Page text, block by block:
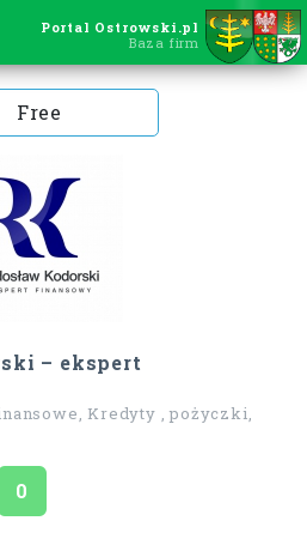
Portal Ostrowski.pl
Baza firm
Free
– ekspert
Kredyty , pożyczki,
Ocena
0